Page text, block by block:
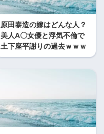
原田泰造の嫁はどんな人？
美人A〇女優と浮気不倫で
土下座平謝りの過去ｗｗｗ